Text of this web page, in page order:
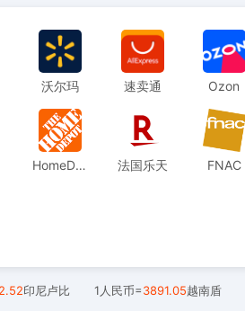
沃尔玛 速卖通 Ozon
HomeDepot 法国乐天 FNAC
印尼卢比 1人民币=3891.05越南盾